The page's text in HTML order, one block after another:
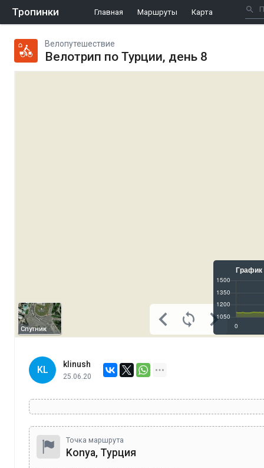
Тропинки Главная Маршруты Карта
Велопутешествие
Велотрип по Турции, день 8
Спутник
KL
klinush
25.06.20
Точка маршрута
Konya, Турция